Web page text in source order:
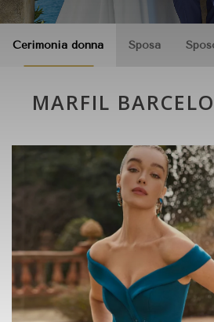
Cerimonia donna Sposa
MARFIL